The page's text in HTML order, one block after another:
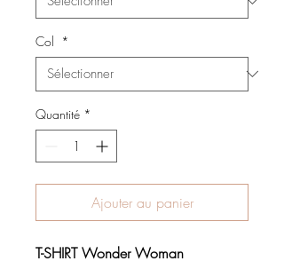
Col *
Quantité *
Ajouter au panier
T-SHIRT Wonder Woman